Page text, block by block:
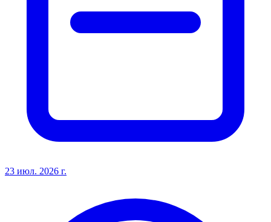
23 июл. 2026 г.